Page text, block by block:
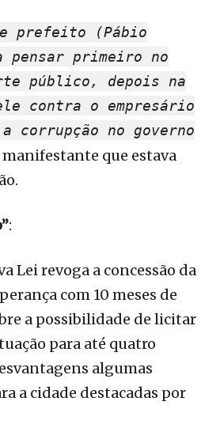
prefeito (Pábio
pensar primeiro no
público, depois na
contra o empresário
corrupção no governo
manifestante que estava
:
Lei revoga a concessão da
com 10 meses de
a possibilidade de licitar
para até quatro
algumas
a cidade destacadas por